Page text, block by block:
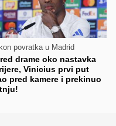
povratka u Madrid
drame oko nastavka
Vinicius prvi put
pred kamere i prekinuo